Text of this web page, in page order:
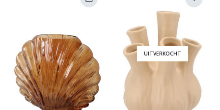
UITVERKOCHT